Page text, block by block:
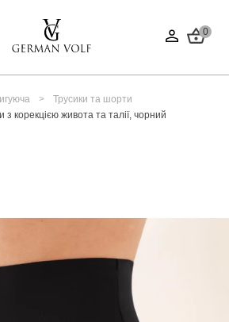
0
Трусики та шорти
з корекцією живота та талії, чорний